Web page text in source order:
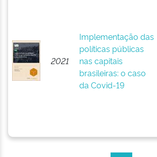
2021
Implementação das
políticas públicas
nas capitais
brasileiras: o caso
da Covid-19